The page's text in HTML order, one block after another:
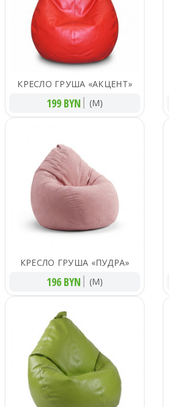
КРЕСЛО ГРУША «АКЦЕНТ»
199 BYN (M)
КРЕСЛО ГРУША «ПУДРА»
196 BYN (M)